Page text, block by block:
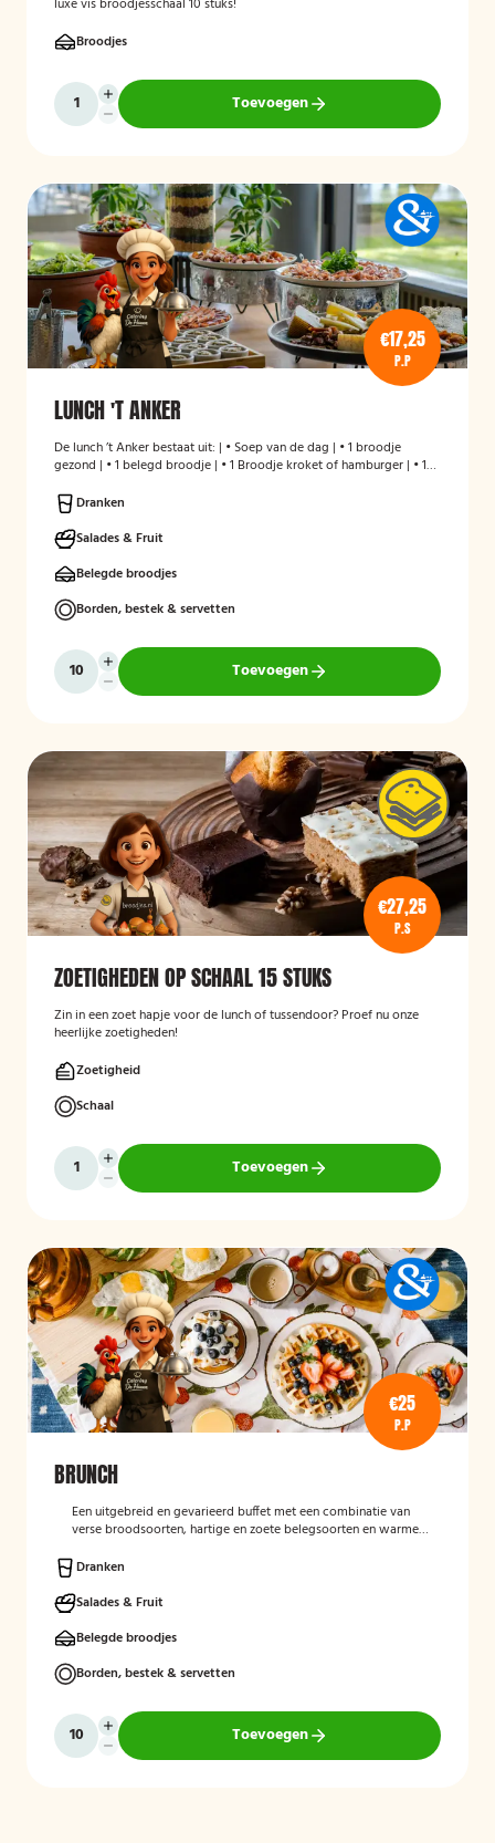
luxe vis broodjesschaal 10 stuks!
Broodjes
Toevoegen
€17,25
P.P
LUNCH 'T ANKER
De lunch ’t Anker bestaat uit: | • Soep van de dag | • 1 broodje
gezond | • 1 belegd broodje | • 1 Broodje kroket of hamburger | • 1
Dranken
Salades & Fruit
Belegde broodjes
Borden, bestek & servetten
Toevoegen
€27,25
P.S
ZOETIGHEDEN OP SCHAAL 15 STUKS
Zin in een zoet hapje voor de lunch of tussendoor? Proef nu onze
heerlijke zoetigheden!
Zoetigheid
Schaal
Toevoegen
€25
P.P
BRUNCH
Een uitgebreid en gevarieerd buffet met een combinatie van
verse broodsoorten, hartige en zoete belegsoorten en warme
dag.
Dranken
Salades & Fruit
Belegde broodjes
Borden, bestek & servetten
Toevoegen